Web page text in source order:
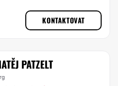
KONTAKTOVAT
PATZELT